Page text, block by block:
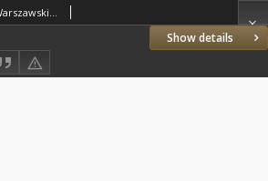
Show details
Gazeta Korrespondenta Warszawskiego i Zagranicznego. 1819 nr46